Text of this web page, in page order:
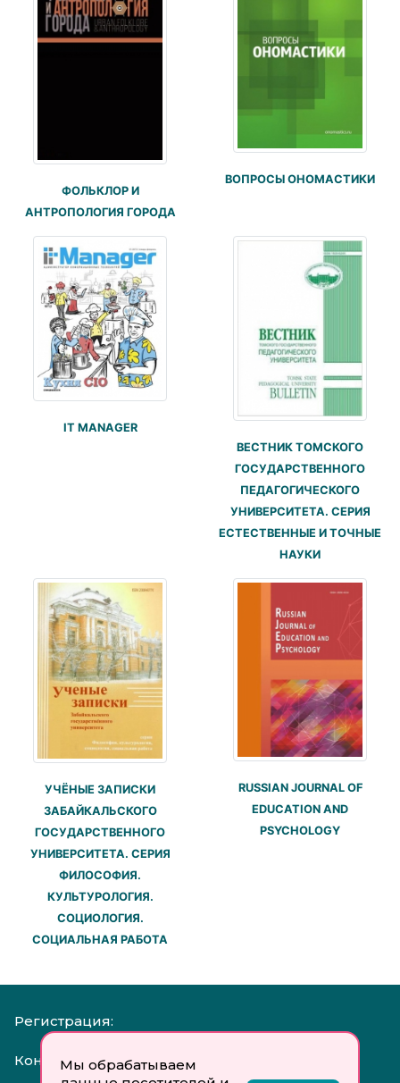
Мы обрабатываем
ФОЛЬКЛОР И
АНТРОПОЛОГИЯ ГОРОДА
ВОПРОСЫ ОНОМАСТИКИ
IT MANAGER
ВЕСТНИК ТОМСКОГО
ГОСУДАРСТВЕННОГО
ПЕДАГОГИЧЕСКОГО
УНИВЕРСИТЕТА. СЕРИЯ
ЕСТЕСТВЕННЫЕ И ТОЧНЫЕ
НАУКИ
УЧЁНЫЕ ЗАПИСКИ
ЗАБАЙКАЛЬСКОГО
ГОСУДАРСТВЕННОГО
УНИВЕРСИТЕТА. СЕРИЯ
ФИЛОСОФИЯ.
КУЛЬТУРОЛОГИЯ.
СОЦИОЛОГИЯ.
СОЦИАЛЬНАЯ РАБОТА
RUSSIAN JOURNAL OF
EDUCATION AND
PSYCHOLOGY
Регистрация:
Контакты: